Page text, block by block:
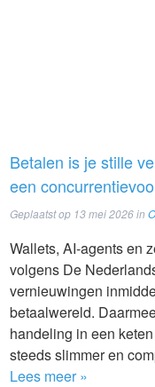
Betalen is je stille
een
Geplaatst op 13 mei 2026in
Wallets, AI-agents en
volgens De
vernieuwingen
betaalwereld.
handeling in een
steeds slimmer en
Lees meer »